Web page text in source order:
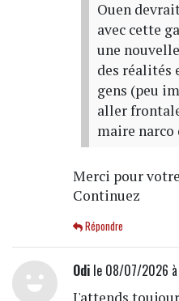
Ouen
avec cette
une
des réalités
gens (peu
aller
maire narco
Merci pour
Continuez
Répondre
Odile 08/07/2026 à